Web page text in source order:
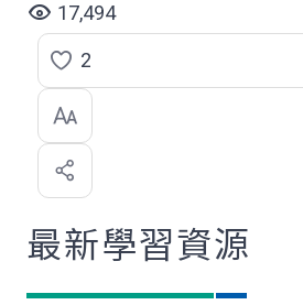
17,494
點
選
喜
歡
2
最新學習資源